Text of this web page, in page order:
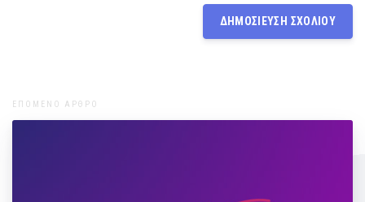
ΕΠΟΜΕΝΟ ΑΡΘΡΟ